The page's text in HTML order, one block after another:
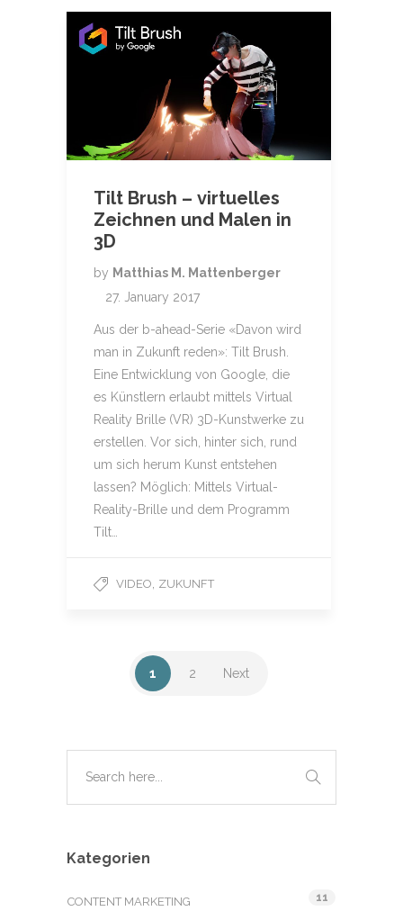
Tilt Brush – virtuelles
Zeichnen und Malen in
3D
by Matthias M. Mattenberger
27. January 2017
Aus der b-ahead-Serie «Davon wird
man in Zukunft reden»: Tilt Brush.
Eine Entwicklung von Google, die
es Künstlern erlaubt mittels Virtual
Reality Brille (VR) 3D-Kunstwerke zu
erstellen. Vor sich, hinter sich, rund
um sich herum Kunst entstehen
lassen? Möglich: Mittels Virtual-
Reality-Brille und dem Programm
Tilt…
VIDEO, ZUKUNFT
1 2 Next
Kategorien
CONTENT MARKETING 11